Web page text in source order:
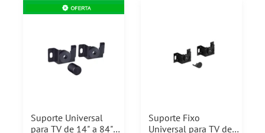
Suporte Universal
para TV de 14" a 84"
Suporte Fixo
Universal para TV de